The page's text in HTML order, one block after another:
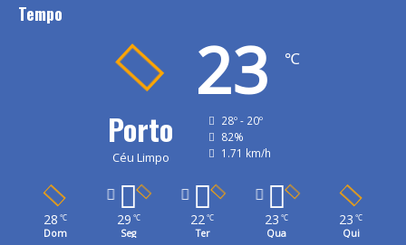
Tempo
Porto
Céu Limpo
23 ℃
28º - 20º
82%
1.71 km/h
28 ℃
Dom
29 ℃
Seg
22℃
Ter
23 ℃
Qua
23 ℃
Qui